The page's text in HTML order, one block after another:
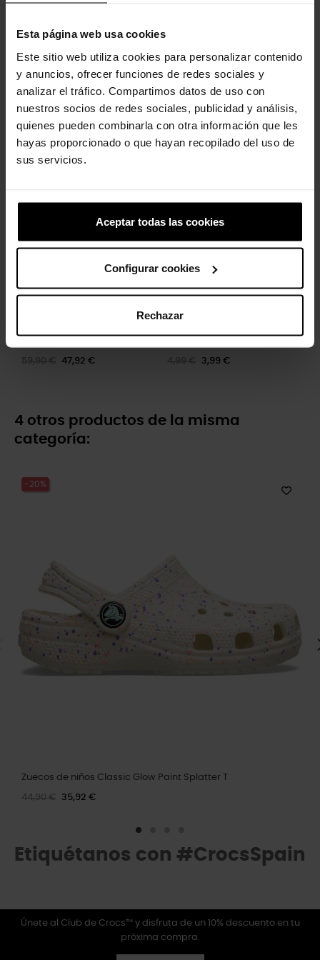
Esta página web usa cookies
Este sitio web utiliza cookies para personalizar contenido
y anuncios, ofrecer funciones de redes sociales y
analizar el tráfico. Compartimos datos de uso con
nuestros socios de redes sociales, publicidad y análisis,
quienes pueden combinarla con otra información que les
hayas proporcionado o que hayan recopilado del uso de
sus servicios.
Aceptar todas las cookies
Configurar cookies
Rechazar
Zuecos de niños Star Wars...
59,90 €
47,92 € 3,99 €
4 otros productos de la misma
categoría:
-20%
Zuecos de niños Classic Glow Paint Splatter T
44,90 € 35,92 €
Etiquétanos con #CrocsSpain
Únete al Club de Crocs™ y disfruta de un 10% descuento en tu
próxima compra.